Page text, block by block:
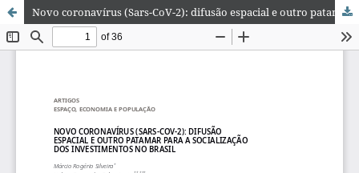
Novo coronavírus (Sars-CoV-2): difusão espacial e outro patamar para a socialização dos investimentos no Brasil